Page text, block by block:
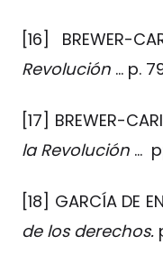
[16] BREWER-
Revolución … p.
[17] BREWER-
la Revolución …
[18] GARCÍA DE
de los derechos.